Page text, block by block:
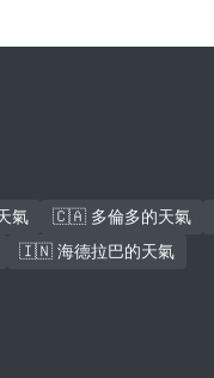
氣 🇨🇦 多倫多的天氣
🇮🇳 海德拉巴的天氣